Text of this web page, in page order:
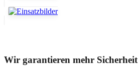
Wir garantieren mehr Sicherheit